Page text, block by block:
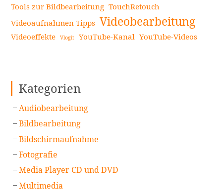
Tools zur Bildbearbeitung TouchRetouch
Videoaufnahmen Tipps Videobearbeitung
Videoeffekte Vlogit YouTube-Kanal YouTube-Videos
Kategorien
Audiobearbeitung
Bildbearbeitung
Bildschirmaufnahme
Fotografie
Media Player CD und DVD
Multimedia